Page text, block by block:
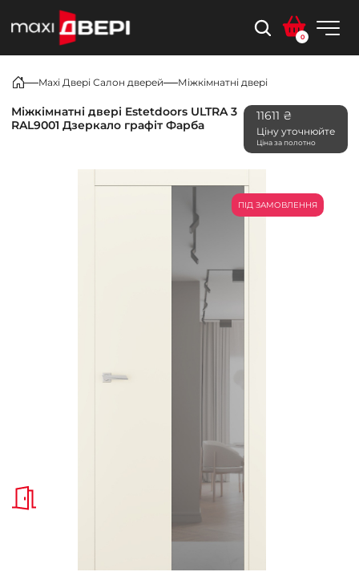
0
Maxi Двері Салон дверей Міжкімнатні двері
Міжкімнатні двері Estetdoors ULTRA 3
RAL9001 Дзеркало графіт Фарба
11611 ₴
Ціну уточнюйте
Ціна за полотно
ПІД ЗАМОВЛЕННЯ